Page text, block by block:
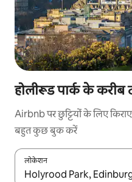
होलीरूड पार्क के
Airbnb पर छुट्टियों के लिए
बहुत कुछ बुक करें
लोकेशन
नतीजों के उपलब्ध होने पर, अप